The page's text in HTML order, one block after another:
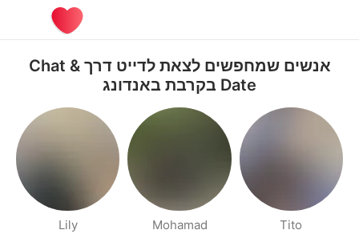
אנשים שמחפשים לצאת לדייט דרך Chat &
Date בקרבת באנדונג
Tito
Mohamad
Lily